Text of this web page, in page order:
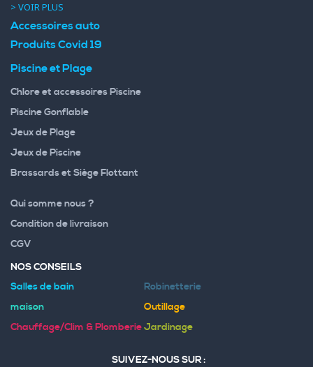
> VOIR PLUS
Accessoires auto
Produits Covid 19
Piscine et Plage
Chlore et accessoires Piscine
Piscine Gonflable
Jeux de Plage
Jeux de Piscine
Brassards et Siège Flottant
Qui somme nous ?
Condition de livraison
CGV
NOS CONSEILS
Salles de bain
Robinetterie
maison
Outillage
Chauffage/Clim & PlomberieJardinage
SUIVEZ-NOUS SUR :